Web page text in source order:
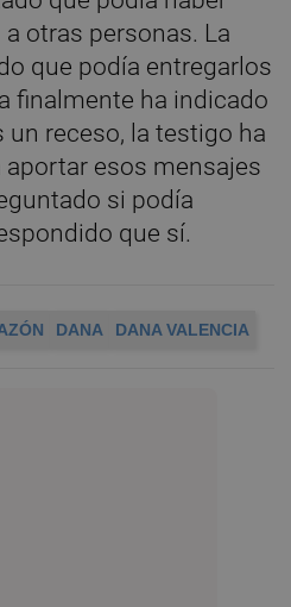
otras personas. La
que podía entregarlos
finalmente ha indicado
un receso, la testigo ha
esos mensajes
si podía
que sí.
DANA DANA VALENCIA